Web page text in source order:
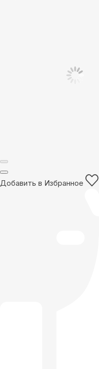
Добавить в Избранное